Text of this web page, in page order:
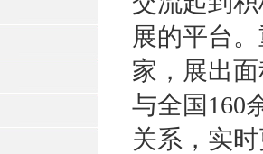
展的平台
家，展出
与全国160
关系，实